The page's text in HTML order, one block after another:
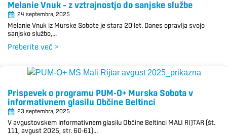
Melanie Vnuk – z vztrajnostjo do sanjske službe
24 septembra, 2025
Melanie Vnuk iz Murske Sobote je stara 20 let. Danes opravlja svojo
sanjsko službo,...
Preberite več >
Prispevek o programu PUM-O+ Murska Sobota v
informativnem glasilu Občine Beltinci
23 septembra, 2025
V avgustovskem informativnem glasilu Občine Beltinci MALI RIJTAR (št.
111, avgust 2025, str. 60-61)...